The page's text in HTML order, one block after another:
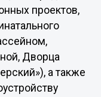
проектов,
Дворца
а также